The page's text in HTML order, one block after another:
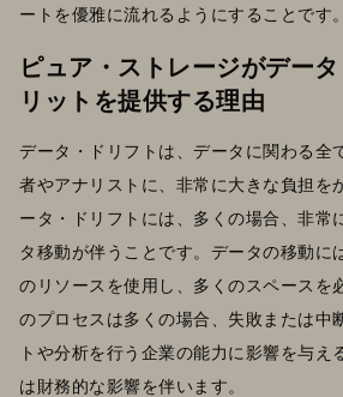
ートを優雅に流れるようにすることです。
ピュア・ストレージがデー
リットを提供する理由
データ・ドリフトは、データに関わる全
者やアナリストに、非常に大きな負担を
ータ・ドリフトには、多くの場合、非常
タ移動が伴うことです。データの移動に
のリソースを使用し、多くのスペースを
のプロセスは多くの場合、失敗または中
トや分析を行う企業の能力に影響を与え
は財務的な影響を伴います。